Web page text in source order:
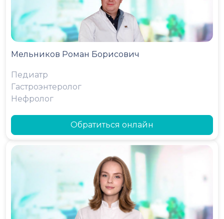
Мельников Роман Борисович
Педиатр
Гастроэнтеролог
Нефролог
Обратиться онлайн